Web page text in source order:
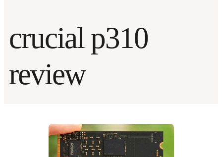
crucial p310
review